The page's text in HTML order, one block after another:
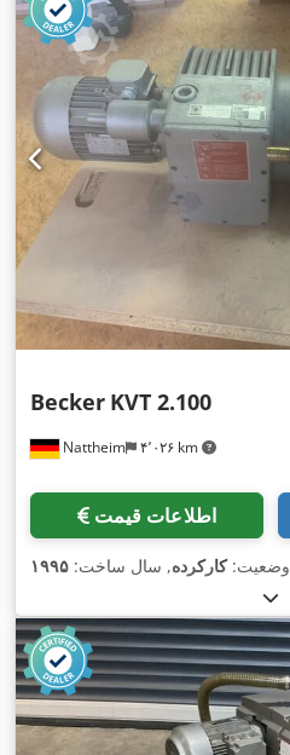
Nattheim ۴٬۰۲۶ km
Becker KVT 2.100
اطلاعات قیمت
وضعیت:کارکرده, سال ساخت: ۱۹۹۵